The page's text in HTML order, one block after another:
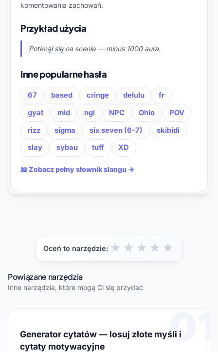
komentowania zachowań.
Przykład użycia
Potknął się na scenie — minus 1000 aura.
Inne popularne hasła
67 based cringe delulu
fr
gyat
mid ngl NPC Ohio
POV
rizz
sigma six seven (6-7)
skibidi
slay
sybau tuff XD
📖 Zobacz pełny słownik slangu →
Oceń to narzędzie: ★
★
★
★
★
Powiązane narzędzia
Inne narzędzia, które mogą Ci się przydać
01
Generator cytatów — losuj złote myśli i
cytaty motywacyjne